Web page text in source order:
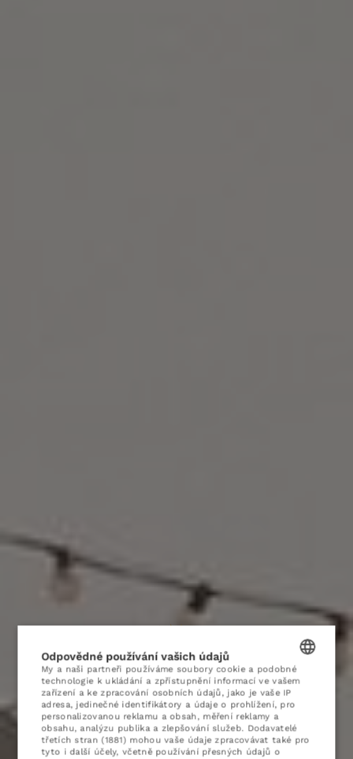
HOTEL
POKOJE
NABÍDKY
RESTAURACE
BUSINESS
POLISH
ENGLISH
GERMAN
Odpovědné používání vašich údajů
My a naši partneři používáme soubory cookie a podobné
technologie k ukládání a zpřístupnění informací ve vašem
zařízení a ke zpracování osobních údajů, jako je vaše IP
adresa, jedinečné identifikátory a údaje o prohlížení, pro
personalizovanou reklamu a obsah, měření reklamy a
obsahu, analýzu publika a zlepšování služeb. Dodavatelé
třetích stran (1881) mohou vaše údaje zpracovávat také pro
tyto i další účely, včetně používání přesných údajů o